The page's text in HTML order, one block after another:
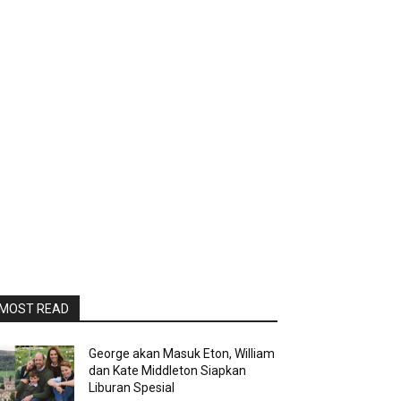
READ
George akan Masuk Eton, William
dan Kate Middleton Siapkan
Liburan Spesial